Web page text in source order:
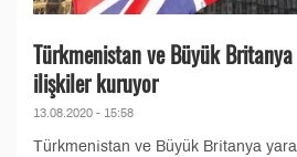
Türkmenistan ve Büyük
ilişkiler kuruyor
13.08.2020 - 15:58
Türkmenistan ve Büyük Britanya